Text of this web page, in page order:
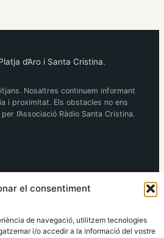
el consentiment
de navegació, utilitzem tecnologies
i/o accedir a la informació del vostre
d’Aro i Santa Cristina.
Nosaltres continuem informant
i proximitat. Els obstacles no ens
l’Associació Ràdio Santa Cristina.